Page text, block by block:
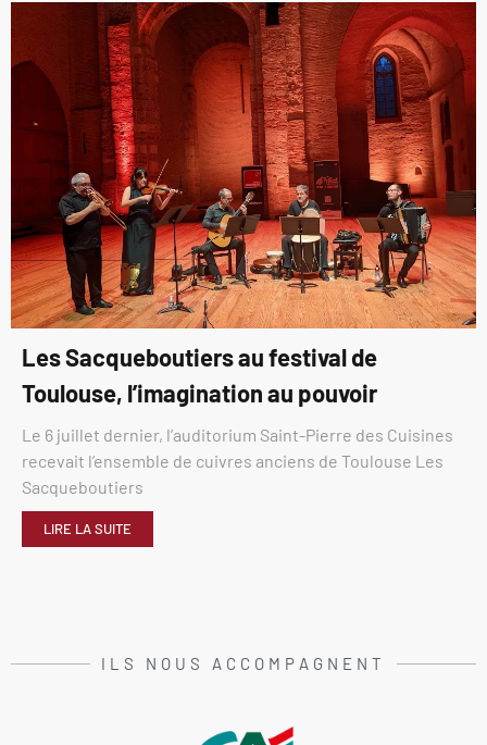
Les Sacqueboutiers au festival de
Toulouse, l’imagination au pouvoir
Le 6 juillet dernier, l’auditorium Saint-Pierre des Cuisines
recevait l’ensemble de cuivres anciens de Toulouse Les
Sacqueboutiers
LIRE LA SUITE
ILS NOUS ACCOMPAGNENT